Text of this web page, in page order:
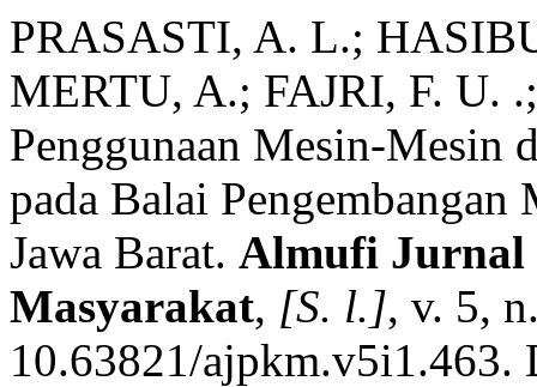
PRASASTI, A. L.;
MERTU, A.; FAJRI, F. U.
Penggunaan Mesin-Mesin
pada Balai
Jawa Barat. Almufi Jurnal
Masyarakat, [S. l.], v. 5,
10.63821/ajpkm.v5i1.463.